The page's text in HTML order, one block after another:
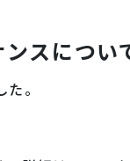
スについ
。